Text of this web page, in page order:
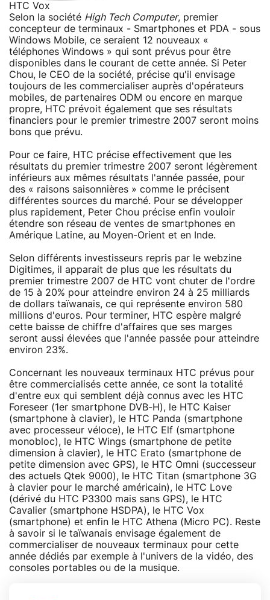
HTC Vox
Selon la société High Tech Computer, premier
concepteur de terminaux - Smartphones et PDA - sous
Windows Mobile, ce seraient 12 nouveaux «
téléphones Windows » qui sont prévus pour être
disponibles dans le courant de cette année. Si Peter
Chou, le CEO de la société, précise qu'il envisage
toujours de les commercialiser auprès d'opérateurs
mobiles, de partenaires ODM ou encore en marque
propre, HTC prévoit également que ses résultats
financiers pour le premier trimestre 2007 seront moins
bons que prévu.
Pour ce faire, HTC précise effectivement que les
résultats du premier trimestre 2007 seront légèrement
inférieurs aux mêmes résultats l'année passée, pour
des « raisons saisonnières » comme le précisent
différentes sources du marché. Pour se développer
plus rapidement, Peter Chou précise enfin vouloir
étendre son réseau de ventes de smartphones en
Amérique Latine, au Moyen-Orient et en Inde.
Selon différents investisseurs repris par le webzine
Digitimes, il apparait de plus que les résultats du
premier trimestre 2007 de HTC vont chuter de l'ordre
de 15 à 20% pour atteindre environ 24 à 25 milliards
de dollars taïwanais, ce qui représente environ 580
millions d'euros. Pour terminer, HTC espère malgré
cette baisse de chiffre d'affaires que ses marges
seront aussi élevées que l'année passée pour atteindre
environ 23%.
Concernant les nouveaux terminaux HTC prévus pour
être commercialisés cette année, ce sont la totalité
d'entre eux qui semblent déjà connus avec les HTC
Foreseer (1er smartphone DVB-H), le HTC Kaiser
(smartphone à clavier), le HTC Panda (smartphone
avec processeur véloce), le HTC Elf (smartphone
monobloc), le HTC Wings (smartphone de petite
dimension à clavier), le HTC Erato (smartphone de
petite dimension avec GPS), le HTC Omni (successeur
des actuels Qtek 9000), le HTC Titan (smartphone 3G
à clavier pour le marché américain), le HTC Love
(dérivé du HTC P3300 mais sans GPS), le HTC
Cavalier (smartphone HSDPA), le HTC Vox
(smartphone) et enfin le HTC Athena (Micro PC). Reste
à savoir si le taïwanais envisage également de
commercialiser de nouveaux terminaux pour cette
année dédiés par exemple à l'univers de la vidéo, des
consoles portables ou de la musique.